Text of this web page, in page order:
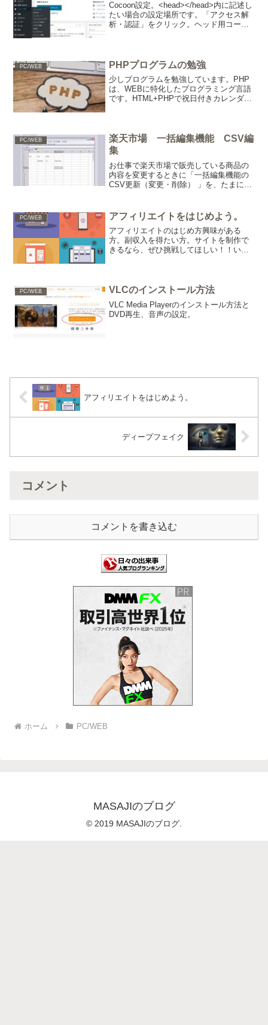
Cocoon設定。<head></head>内に記述し
たい場合の設定場所です。「アクセス解
析・認証」をクリック。ヘッド用コード
PC/WEB PHPプログラムの勉強
少しプログラムを勉強しています。PHP
は、WEBに特化したプログラミング言語
です。HTML+PHPで祝日付きカレンダー
加した内容。・...
PC/WEB
楽天市場 一括編集機能 CSV編
集
お仕事で楽天市場で販売している商品の
内容を変更するときに「一括編集機能の
CSV更新（変更・削除） 」を、たまに使
大変で画面の切り替えが面倒に思えてき
ます。そんなときに...
PC/WEB アフィリエイトをはじめよう。
アフィリエイトのはじめ方興味がある
方。副収入を得たい方。サイトを制作で
きるなら、ぜひ挑戦してほしい！！い
円ぐらい必要です。ネッ...
PC/WEB VLCのインストール方法
VLC Media Playerのインストール方法と
DVD再生、音声の設定。
アフィリエイトをはじめよう。
ディープフェイク
コメント
コメントを書き込む
ホーム PC/WEB
MASAJIのブログ
© 2019 MASAJIのブログ.